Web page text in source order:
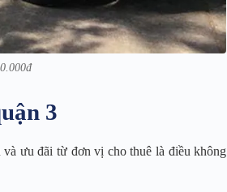
3
và ưu đãi từ đơn vị cho thuê là điều không